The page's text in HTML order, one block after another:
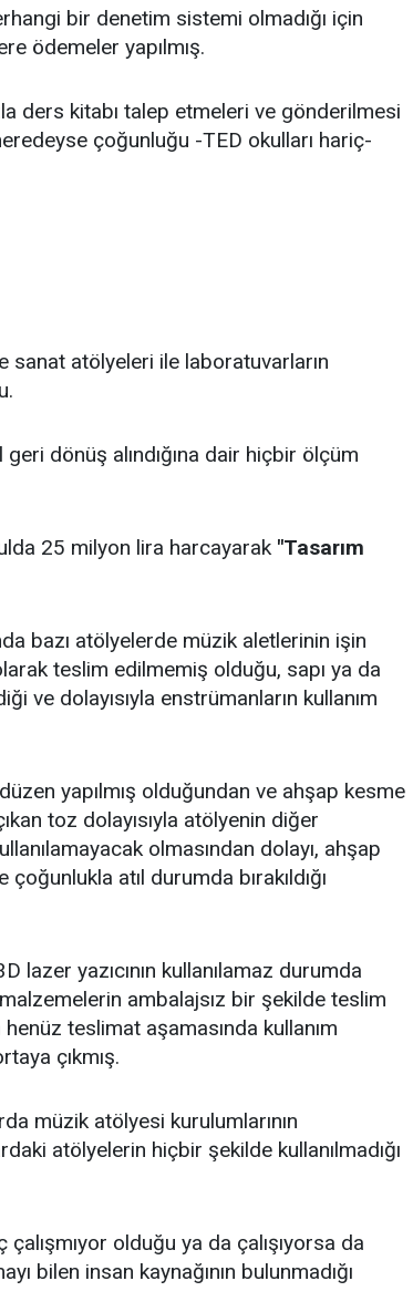
bir denetim sistemi olmadığı için
ödemeler yapılmış.
ders kitabı talep etmeleri ve gönderilmesi
çoğunluğu -TED okulları hariç-
sanat atölyeleri ile laboratuvarların
dönüş alındığına dair hiçbir ölçüm
25 milyon lira harcayarak "Tasarım
bazı atölyelerde müzik aletlerinin işin
teslim edilmemiş olduğu, sapı ya da
ve dolayısıyla enstrümanların kullanım
yapılmış olduğundan ve ahşap kesme
toz dolayısıyla atölyenin diğer
olmasından dolayı, ahşap
atıl durumda bırakıldığı
lazer yazıcının kullanılamaz durumda
ambalajsız bir şekilde teslim
teslimat aşamasında kullanım
çıkmış.
müzik atölyesi kurulumlarının
atölyelerin hiçbir şekilde kullanılmadığı
olduğu ya da çalışıyorsa da
bilen insan kaynağının bulunmadığı